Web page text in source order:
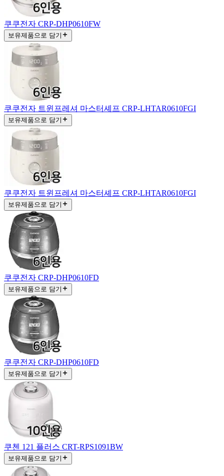
쿠쿠전자 CRP-DHP0610FW
보유제품으로 담기
쿠쿠전자 트윈프레셔 마스터셰프 CRP-LHTAR0610FGI
보유제품으로 담기
쿠쿠전자 트윈프레셔 마스터셰프 CRP-LHTAR0610FGI
보유제품으로 담기
쿠쿠전자 CRP-DHP0610FD
보유제품으로 담기
쿠쿠전자 CRP-DHP0610FD
보유제품으로 담기
쿠첸 121 플러스 CRT-RPS1091BW
보유제품으로 담기